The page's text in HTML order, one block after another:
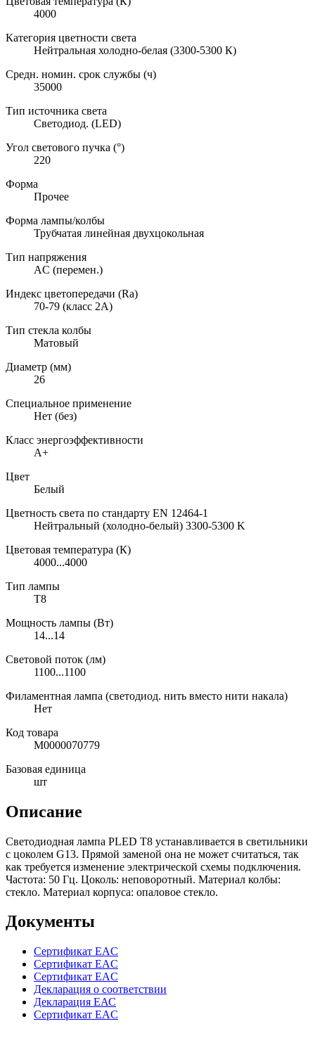
4000
Категория цветности света
Нейтральная холодно-белая (3300-5300 К)
Средн. номин. срок службы (ч)
35000
Тип источника света
Светодиод. (LED)
Угол светового пучка (°)
220
Форма
Прочее
Форма лампы/колбы
Трубчатая линейная двухцокольная
Тип напряжения
AC (перемен.)
Индекс цветопередачи (Ra)
70-79 (класс 2A)
Тип стекла колбы
Матовый
Диаметр (мм)
26
Специальное применение
Нет (без)
Класс энергоэффективности
A+
Цвет
Белый
Цветность света по стандарту EN 12464-1
Нейтральный (холодно-белый) 3300-5300 K
Цветовая температура (К)
4000...4000
Тип лампы
T8
Мощность лампы (Вт)
14...14
Световой поток (лм)
1100...1100
Филаментная лампа (светодиод. нить вместо нити накала)
Нет
Код товара
М0000070779
Базовая единица
шт
Описание
Светодиодная лампа PLED Т8 устанавливается в светильники
с цоколем G13. Прямой заменой она не может считаться, так
как требуется изменение электрической схемы подключения.
Частота: 50 Гц. Цоколь: неповоротный. Материал колбы:
стекло. Материал корпуса: опаловое стекло.
Документы
Сертификат EAC
Сертификат EAC
Сертификат EAC
Декларация о соответствии
Декларация ЕАС
Сертификат EAC